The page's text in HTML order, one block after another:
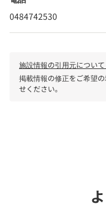
0484742530
施設情報の引用元について
掲載情報の修正をご希望の
せください。